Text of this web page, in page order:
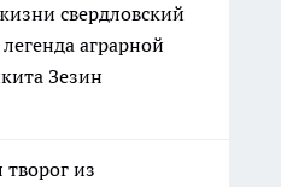
свердловский
аграрной
Зезин
из